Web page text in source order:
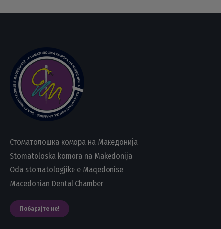
Стоматолошка комора на Македонија
Stomatoloska komora na Makedonija
Oda stomatologjike e Maqedonise
Macedonian Dental Chamber
Побарајте не!